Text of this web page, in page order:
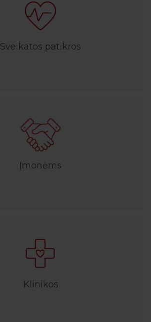
Sveikatos patikros
Įmonėms
Klinikos